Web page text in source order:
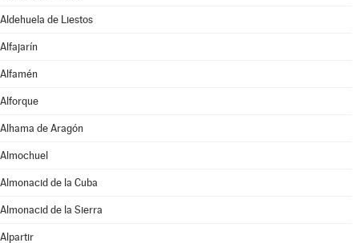
Aldehuela de Liestos
Alfajarín
Alfamén
Alforque
Alhama de Aragón
Almochuel
Almonacid de la Cuba
Almonacid de la Sierra
Alpartir